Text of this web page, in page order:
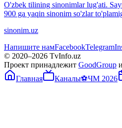
O'zbek tilining sinonimlar lug'ati.
900 ga yaqin sinonim so'zlar
sinonim.uz
Напишите намFacebookTelegram
© 2020–2026 TvInfo.uz
Проект принадлежит GoodGroup и
Главная
Каналы⚽ЧМ 2026